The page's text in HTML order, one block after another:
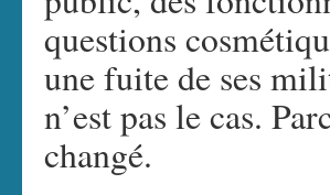
questions
une fuite de ses
n’est pas le cas.
changé.